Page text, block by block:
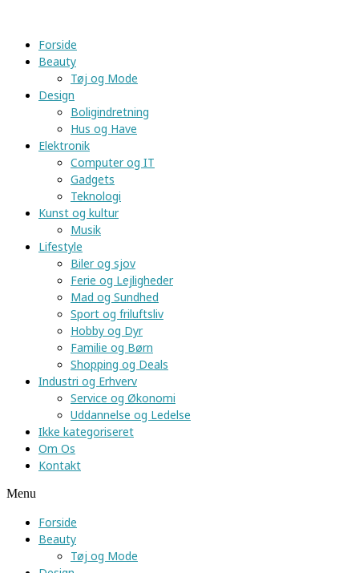
indholdForside
Beauty
Tøj og Mode
Design
Boligindretning
Hus og Have
Elektronik
Computer og IT
Gadgets
Teknologi
Kunst og kultur
Musik
Lifestyle
Biler og sjov
Ferie og Lejligheder
Mad og Sundhed
Sport og friluftsliv
Hobby og Dyr
Familie og Børn
Shopping og Deals
Industri og Erhverv
Service og Økonomi
Uddannelse og Ledelse
Ikke kategoriseret
Om Os
Kontakt
Menu
Forside
Beauty
Tøj og Mode